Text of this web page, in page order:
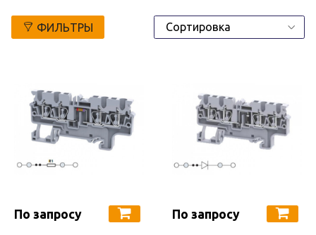
ФИЛЬТРЫ
По запросу По запросу